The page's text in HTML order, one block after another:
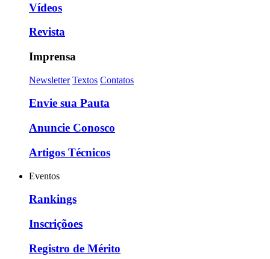
Vídeos
Revista
Imprensa
Newsletter Textos Contatos
Envie sua Pauta
Anuncie Conosco
Artigos Técnicos
Eventos
Rankings
Inscriçõoes
Registro de Mérito